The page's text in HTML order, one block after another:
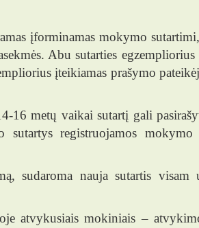
įforminamas mokymo
Abu sutarties egzempliorius
įteikiamas prašymo
16 metų vaikai sutartį gali
registruojamos mokymo
sudaroma nauja sutartis visam
atvykusiais mokiniais –